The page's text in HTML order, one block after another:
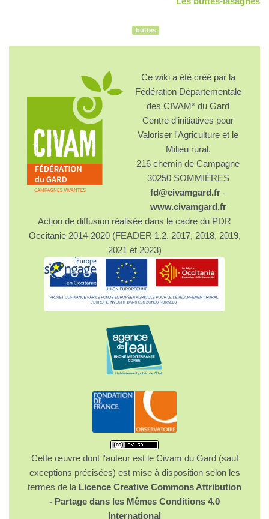
buttes
Ce wiki a été créé par la
Fédération Départementale
des CIVAM* du Gard
Centre d'initiatives pour
Valoriser l'Agriculture et le
Milieu rural.
216 chemin de Campagne
30250 SOMMIÈRES
fd@civamgard.fr -
www.civamgard.fr
Action de diffusion réalisée dans le cadre du PDR
Occitanie 2014-2020 (FEADER 1.2. 2017, 2018, 2019,
2021 et 2023)
Cette œuvre dont l'auteur est le Civam du Gard (sauf
exceptions précisées) est mise à disposition selon les
termes de la Licence Creative Commons Attribution
- Partage dans les Mêmes Conditions 4.0
International